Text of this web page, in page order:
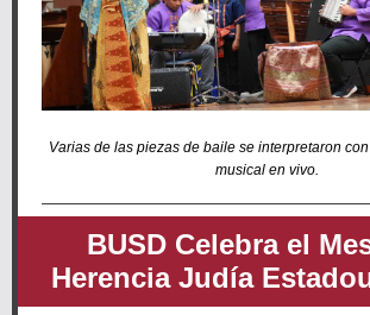
Varias de las piezas de baile se interpretaron
musical en vivo.
BUSD Celebra el
Herencia Judía